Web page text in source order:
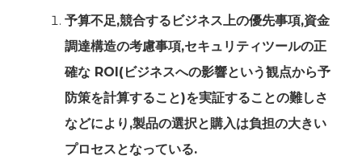
予算不足,競合するビジネス上の優先事項,資金
調達構造の考慮事項,セキュリティツールの正
確な ROI(ビジネスへの影響という観点から予
防策を計算すること)を実証することの難しさ
などにより,製品の選択と購入は負担の大きい
プロセスとなっている.